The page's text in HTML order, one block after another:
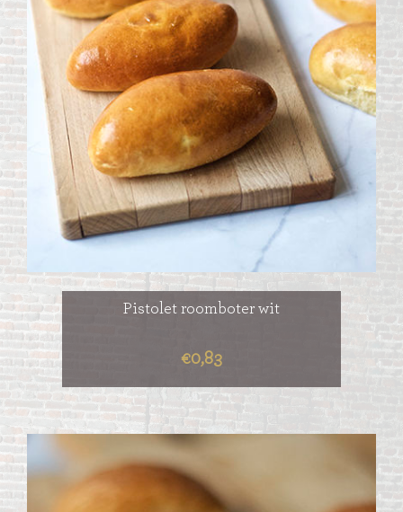
Pistolet roomboter wit
€0,83